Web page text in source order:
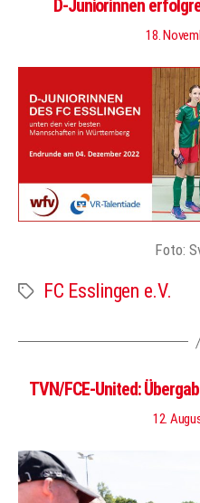
D-Juniorinnen
18.
Foto:
Schlagwörter
FC Esslingen e.V.
TVN/FCE-United:
12.